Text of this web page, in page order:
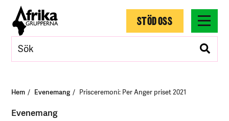
STÖD OSS
Hem Evenemang Prisceremoni: Per Anger priset 2021
Evenemang